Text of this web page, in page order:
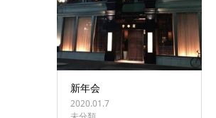
新年会
2020.01.7